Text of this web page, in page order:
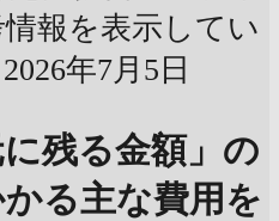
報を表示してい
年7月5日
残る金額」の
る主な費用を